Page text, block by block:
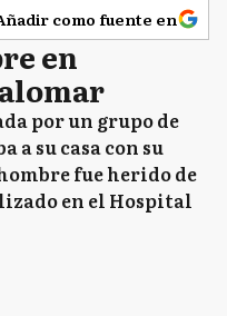
como fuente en
en
por un grupo de
a su casa con su
fue herido de
en el Hospital